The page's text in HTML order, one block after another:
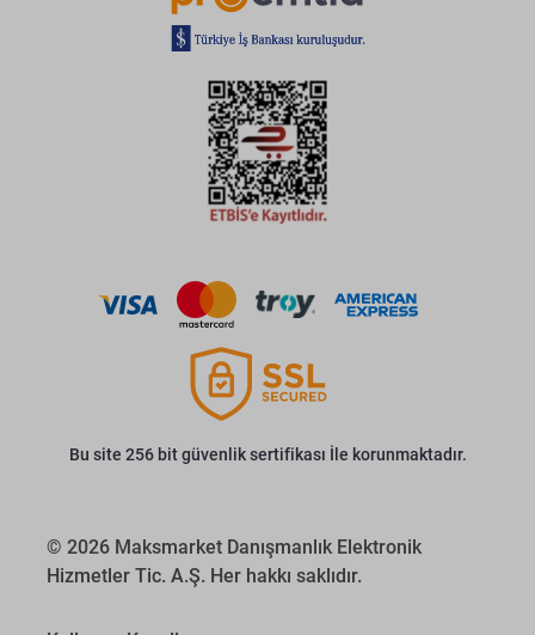
Bu site 256 bit güvenlik sertifikası İle korunmaktadır.
© 2026 Maksmarket Danışmanlık Elektronik
Hizmetler Tic. A.Ş. Her hakkı saklıdır.